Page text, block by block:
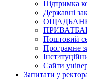
Підтримка
Державні
ОЩАДБАНК
Поштовий
Програмне
Сайти
Запитати у